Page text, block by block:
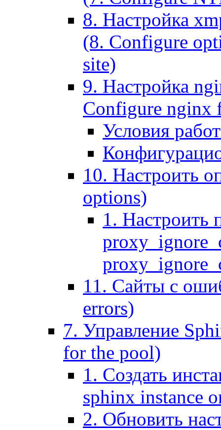
8. Настройка
(8. Configure
site)
9. Настройка
Configure nginx
Условия
10. Настроить
options)
1. Настроить
11. Сайты с
errors)
7. Управление
for the pool)
1. Создать
sphinx instance
2. Обновить